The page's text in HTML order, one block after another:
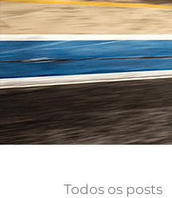
Todos os posts